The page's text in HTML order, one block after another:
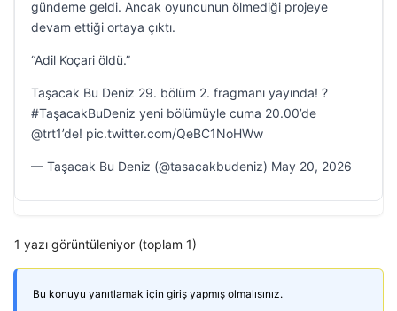
gündeme geldi. Ancak oyuncunun ölmediği projeye
devam ettiği ortaya çıktı.
“Adil Koçari öldü.”
Taşacak Bu Deniz 29. bölüm 2. fragmanı yayında! ?
#TaşacakBuDeniz yeni bölümüyle cuma 20.00’de
@trt1’de! pic.twitter.com/QeBC1NoHWw
— Taşacak Bu Deniz (@tasacakbudeniz) May 20, 2026
1 yazı görüntüleniyor (toplam 1)
Bu konuyu yanıtlamak için giriş yapmış olmalısınız.